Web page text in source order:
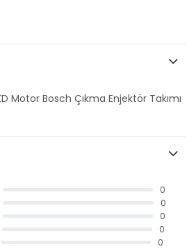
Motor Bosch Çıkma Enjektör Takımı
0
0
0
0
0